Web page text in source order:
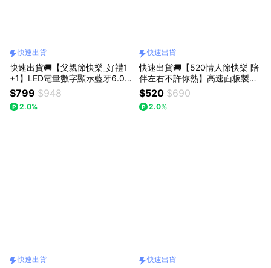
快速出貨
快速出貨🚚【父親節快樂_好禮1
+1】LED電量數字顯示藍牙6.0
耳機RS77 + 20W 雙孔快速充電
器 RB30RASTO
$799 $948
2.0%
快速出貨
快速出貨🚚【520情人節快樂 陪
伴左右不許你熱】高速面板製冷
手持風扇RK24 RASTO(2000m
Ah鋰電池可帶上飛機)
$520 $690
2.0%
快速出貨 快速出貨